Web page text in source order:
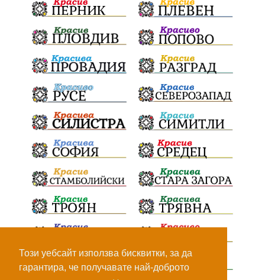
Този уебсайт използва бисквитки, за да
гарантира, че получавате най-доброто
ПТП Сливен КварталРечица Данъци
ПътнаИнфраструктура Асфалт
БрашноСтоименов ИстинскиХляб
БългарскоКачество Запис
ПолитическоЗадкулисие Микродрон
КомарДрон КитайскаТехнология
ВоенниТехнологии Наркотици
Демерджиев
НеНаНаркотиците РодителиГоворете